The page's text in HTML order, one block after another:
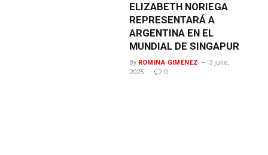
ELIZABETH NORIEGA
REPRESENTARÁ A
ARGENTINA EN EL
MUNDIAL DE SINGAPUR
By ROMINA GIMÉNEZ
3 julio,
2025
0